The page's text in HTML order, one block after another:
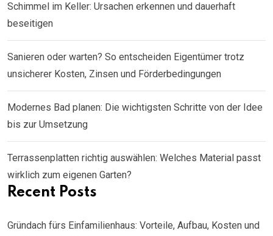
Schimmel im Keller: Ursachen erkennen und dauerhaft
beseitigen
Sanieren oder warten? So entscheiden Eigentümer trotz
unsicherer Kosten, Zinsen und Förderbedingungen
Modernes Bad planen: Die wichtigsten Schritte von der Idee
bis zur Umsetzung
Terrassenplatten richtig auswählen: Welches Material passt
wirklich zum eigenen Garten?
Recent Posts
Gründach fürs Einfamilienhaus: Vorteile, Aufbau, Kosten und